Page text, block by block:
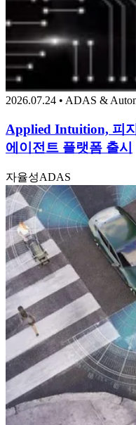
2026.07.24 • ADAS &
Applied Intuition, 피
에이전트 플랫폼 출시
자율성ADAS